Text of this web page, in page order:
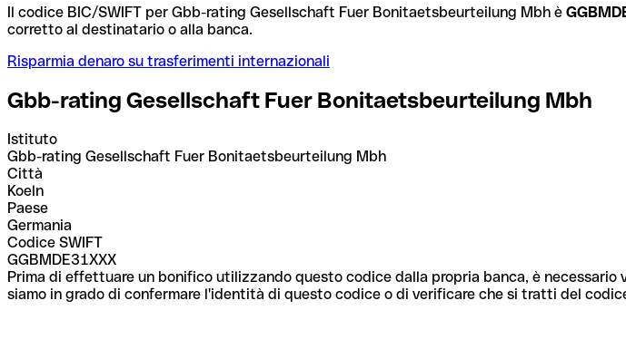
Il codice BIC/SWIFT per Gbb-rating Gesellschaft Fuer Bonitaetsbeurteilung Mbh è
corretto al destinatario o alla banca.
Risparmia denaro su trasferimenti internazionali
Gbb-rating Gesellschaft Fuer Bonitaetsbeurteilung Mbh
Istituto
Gbb-rating Gesellschaft Fuer Bonitaetsbeurteilung Mbh
Città
Koeln
Paese
Germania
Codice SWIFT
GGBMDE31XXX
Prima di effettuare un bonifico utilizzando questo codice dalla propria banca, è
siamo in grado di confermare l'identità di questo codice o di verificare che si tratti del